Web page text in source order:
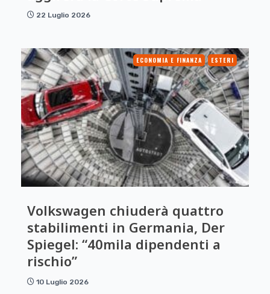
22 Luglio 2026
ECONOMIA E FINANZA ESTERI
Volkswagen chiuderà quattro
stabilimenti in Germania, Der
Spiegel: “40mila dipendenti a
rischio”
10 Luglio 2026